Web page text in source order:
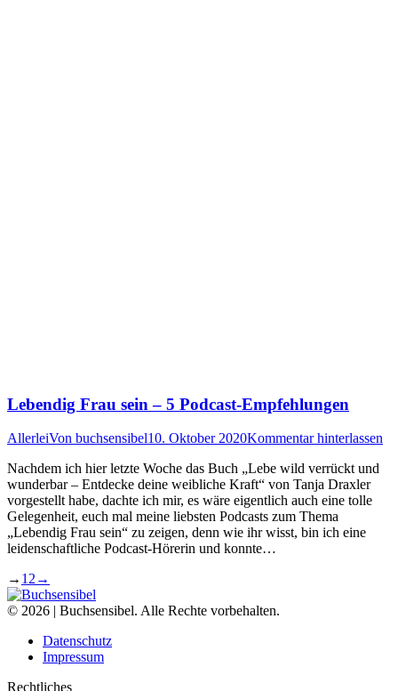
Lebendig Frau sein – 5 Podcast-Empfehlungen
AllerleiVon buchsensibel10. Oktober 2020Kommentar hinterlassen
Nachdem ich hier letzte Woche das Buch „Lebe wild verrückt und
wunderbar – Entdecke deine weibliche Kraft“ von Tanja Draxler
vorgestellt habe, dachte ich mir, es wäre eigentlich auch eine tolle
Gelegenheit, euch mal meine liebsten Podcasts zum Thema
„Lebendig Frau sein“ zu zeigen, denn wie ihr wisst, bin ich eine
leidenschaftliche Podcast-Hörerin und konnte…
→ 1 2 →
© 2026 | Buchsensibel. Alle Rechte vorbehalten.
Datenschutz
Impressum
Rechtliches